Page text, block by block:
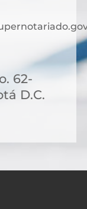
62-
D.C.